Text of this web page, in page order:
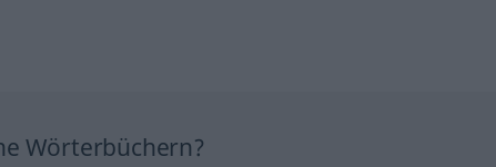
Wörterbüchern?